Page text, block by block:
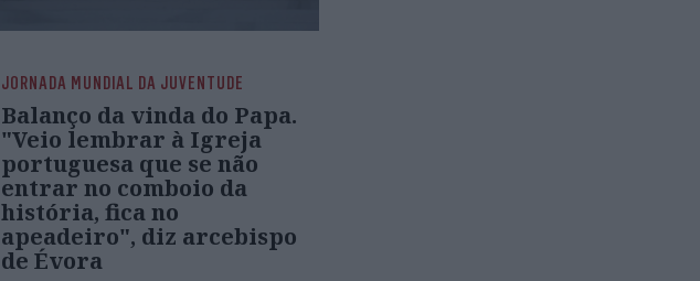
JORNADA MUNDIAL DA JUVENTUDE
Balanço da vinda do Papa.
"Veio lembrar à Igreja
portuguesa que se não
entrar no comboio da
história, fica no
apeadeiro", diz arcebispo
de Évora